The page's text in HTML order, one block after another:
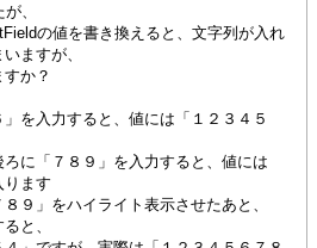
、
の値を書き換えると、文字列が入れ
ますが、
か？
を入力すると、値には「１２３４５
に「７８９」を入力すると、値には
ります
９」をハイライト表示させたあと、
と、